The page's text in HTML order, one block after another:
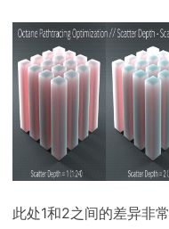
此处1和2之间的差异非